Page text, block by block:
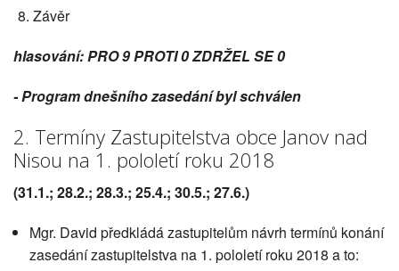
Závěr
hlasování: PRO 9 PROTI 0 ZDRŽEL SE 0
- Program dnešního zasedání byl schválen
2. Termíny Zastupitelstva obce Janov nad
Nisou na 1. pololetí roku 2018
(31.1.; 28.2.; 28.3.; 25.4.; 30.5.; 27.6.)
Mgr. David předkládá zastupitelům návrh termínů konání
zasedání zastupitelstva na 1. pololetí roku 2018 a to: